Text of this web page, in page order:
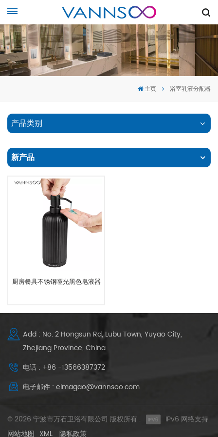
主页 浴室乳液分配器
产品类别
新产品
厨房餐具不锈钢哑光黑色皂液器
Add : No. 2 Hongsun Rd, Lubu Town, Yuyao City,
Zhejiang Province, China
电话 : +86 -13566387372
电子邮件 : elmagao@vannsoo.com
© 2026 宁波市万石卫浴有限公司 版权所有 .
IPv6 网络支持
网站地图 XML 隐私政策